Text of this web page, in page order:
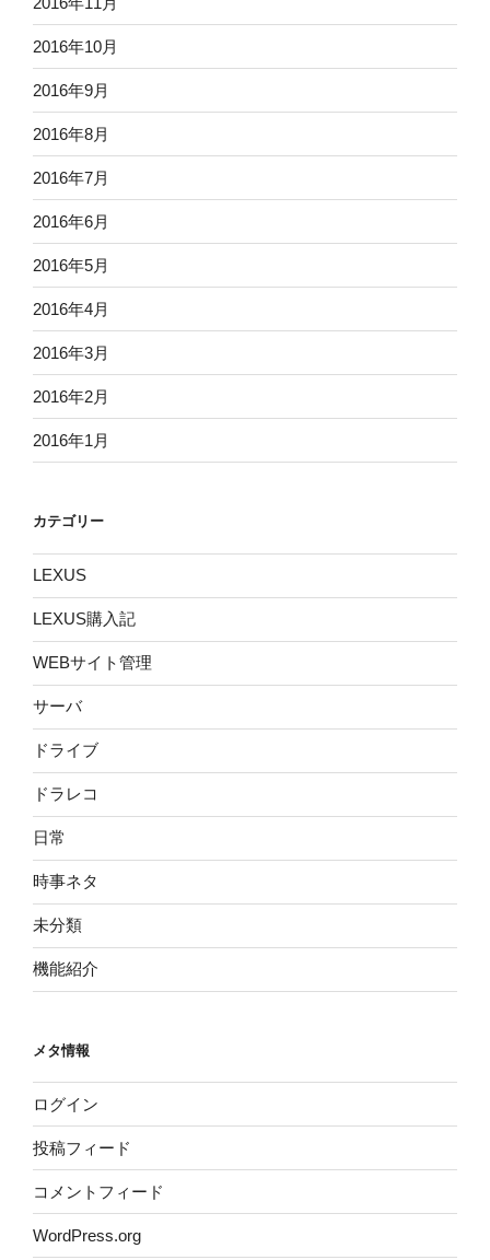
2016年10月
2016年9月
2016年8月
2016年7月
2016年6月
2016年5月
2016年4月
2016年3月
2016年2月
2016年1月
カテゴリー
LEXUS
LEXUS購入記
WEBサイト管理
サーバ
ドライブ
ドラレコ
日常
時事ネタ
未分類
機能紹介
メタ情報
ログイン
投稿フィード
コメントフィード
WordPress.org